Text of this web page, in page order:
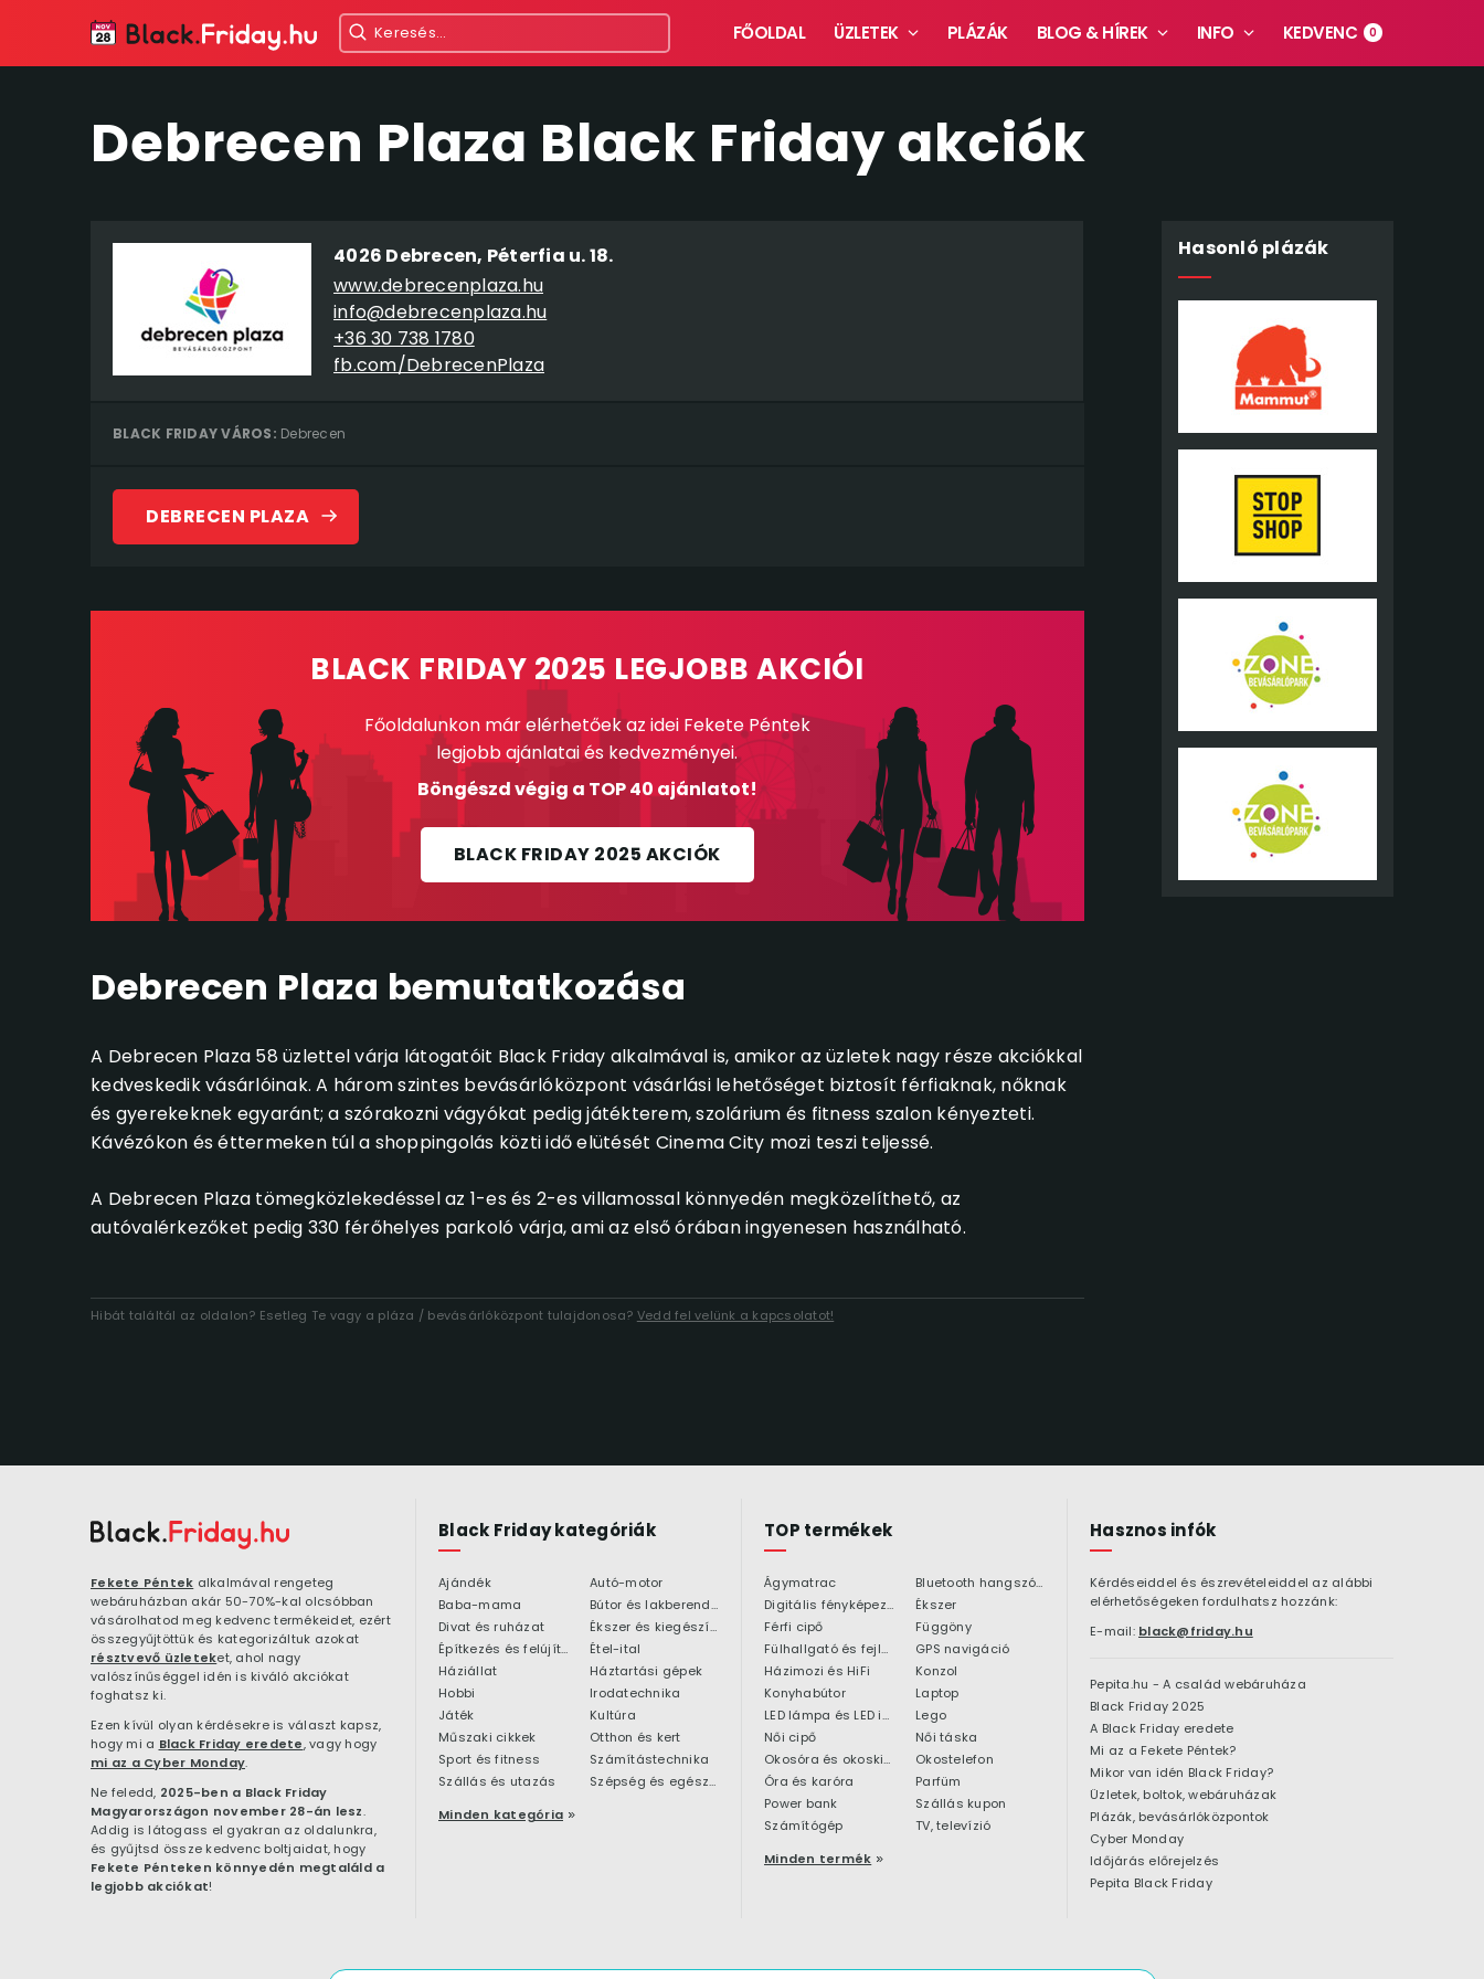
FŐOLDAL ÜZLETEK PLÁZÁK BLOG & HÍREK INFO KEDVENC 0
Debrecen Plaza Black Friday akciók
4026 Debrecen, Péterfia u. 18.
www.debrecenplaza.hu
info@debrecenplaza.hu
+36 30 738 1780
fb.com/DebrecenPlaza
BLACK FRIDAY VÁROS: Debrecen
DEBRECEN PLAZA
BLACK FRIDAY 2025 LEGJOBB AKCIÓI
Főoldalunkon már elérhetőek az idei Fekete Péntek
legjobb ajánlatai és kedvezményei.
Böngészd végig a TOP 40 ajánlatot!
BLACK FRIDAY 2025 AKCIÓK
Debrecen Plaza bemutatkozása
A Debrecen Plaza 58 üzlettel várja látogatóit Black Friday alkalmával is, amikor az üzletek nagy része akciókkal
kedveskedik vásárlóinak. A három szintes bevásárlóközpont vásárlási lehetőséget biztosít férfiaknak, nőknak
és gyerekeknek egyaránt; a szórakozni vágyókat pedig játékterem, szolárium és fitness szalon kényezteti.
Kávézókon és éttermeken túl a shoppingolás közti idő elütését Cinema City mozi teszi teljessé.
A Debrecen Plaza tömegközlekedéssel az 1-es és 2-es villamossal könnyedén megközelíthető, az
autóvalérkezőket pedig 330 férőhelyes parkoló várja, ami az első órában ingyenesen használható.
Hibát találtál az oldalon? Esetleg Te vagy a pláza / bevásárlóközpont tulajdonosa? Vedd fel velünk a kapcsolatot!
Hasonló plázák
Fekete Péntek alkalmával rengeteg
webáruházban akár 50-70%-kal olcsóbban
vásárolhatod meg kedvenc termékeidet, ezért
összegyűjtöttük és kategorizáltuk azokat
résztvevő üzleteket, ahol nagy
valószínűséggel idén is kiváló akciókat
foghatsz ki.
Ezen kívül olyan kérdésekre is választ kapsz,
hogy mi a Black Friday eredete, vagy hogy
mi az a Cyber Monday.
Ne feledd, 2025-ben a Black Friday
Magyarországon november 28-án lesz.
Addig is látogass el gyakran az oldalunkra,
és gyűjtsd össze kedvenc boltjaidat, hogy
Fekete Pénteken könnyedén megtaláld a
legjobb akciókat!
Black Friday kategóriák
Ajándék
Autó-motor
Baba-mama
Bútor és lakberendezés
Divat és ruházat
Ékszer és kiegészítő
Építkezés és felújítás
Étel-ital
Háziállat
Háztartási gépek
Hobbi
Irodatechnika
Játék
Kultúra
Műszaki cikkek
Otthon és kert
Sport és fitness
Számítástechnika
Szállás és utazás
Szépség és egészség
Minden kategória
TOP termékek
Ágymatrac
Bluetooth hangszóró
Digitális fényképezőgép
Ékszer
Férfi cipő
Függöny
Fülhallgató és fejlhallgató
GPS navigáció
Házimozi és HiFi
Konzol
Konyhabútor
Laptop
LED lámpa és LED izzó
Lego
Női cipő
Női táska
Okosóra és okoskiegészítő
Okostelefon
Óra és karóra
Parfüm
Power bank
Szállás kupon
Számítógép
TV, televízió
Minden termék
Hasznos infók
Kérdéseiddel és észrevételeiddel az alábbi
elérhetőségeken fordulhatsz hozzánk:
E-mail: black@friday.hu
Pepita.hu - A család webáruháza
Black Friday 2025
A Black Friday eredete
Mi az a Fekete Péntek?
Mikor van idén Black Friday?
Üzletek, boltok, webáruházak
Plázák, bevásárlóközpontok
Cyber Monday
Időjárás előrejelzés
Pepita Black Friday